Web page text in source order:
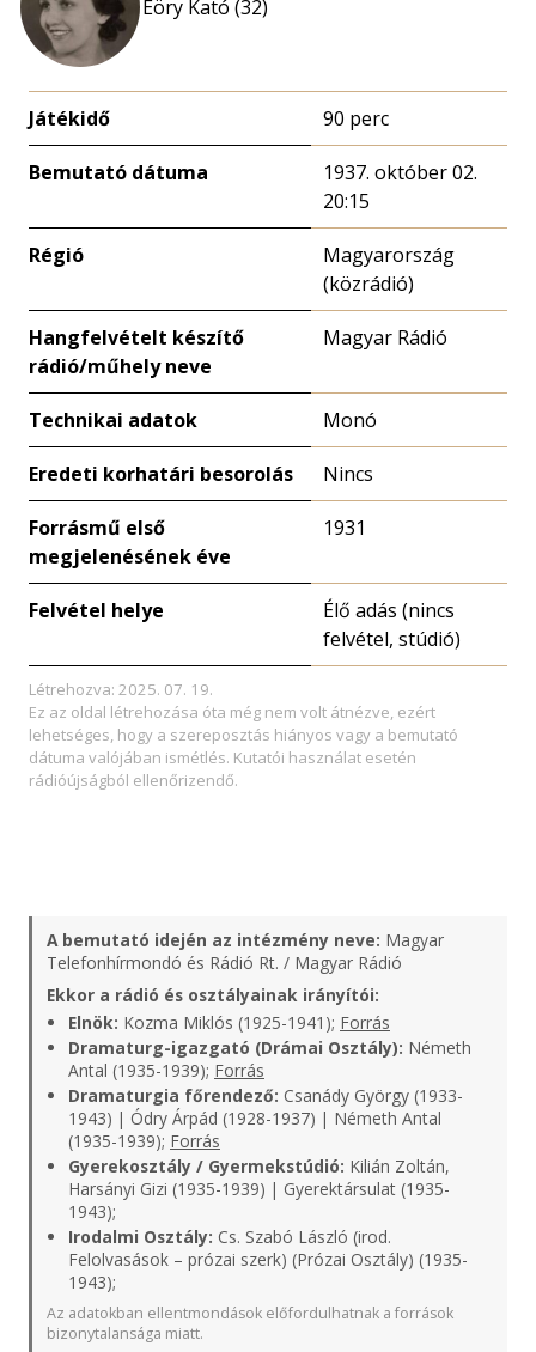
Eöry Kató (32)
Játékidő 90 perc
Bemutató dátuma
1937. október 02.
20:15
Régió
Magyarország
(közrádió)
Hangfelvételt készítő
rádió/műhely neve
Magyar Rádió
Technikai adatok Monó
Eredeti korhatári besorolás Nincs
Forrásmű első
megjelenésének éve
1931
Felvétel helye
Élő adás (nincs
felvétel, stúdió)
Létrehozva: 2025. 07. 19.
Ez az oldal létrehozása óta még nem volt átnézve, ezért
lehetséges, hogy a szereposztás hiányos vagy a bemutató
dátuma valójában ismétlés. Kutatói használat esetén
rádióújságból ellenőrizendő.
A bemutató idején az intézmény neve: Magyar
Telefonhírmondó és Rádió Rt. / Magyar Rádió
Ekkor a rádió és osztályainak irányítói:
Elnök: Kozma Miklós (1925-1941); Forrás
Dramaturg-igazgató (Drámai Osztály): Németh
Antal (1935-1939); Forrás
Dramaturgia főrendező: Csanády György (1933-
1943) | Ódry Árpád (1928-1937) | Németh Antal
(1935-1939); Forrás
Gyerekosztály / Gyermekstúdió: Kilián Zoltán,
Harsányi Gizi (1935-1939) | Gyerektársulat (1935-
1943);
Irodalmi Osztály: Cs. Szabó László (irod.
Felolvasások – prózai szerk) (Prózai Osztály) (1935-
1943);
Az adatokban ellentmondások előfordulhatnak a források
bizonytalansága miatt.